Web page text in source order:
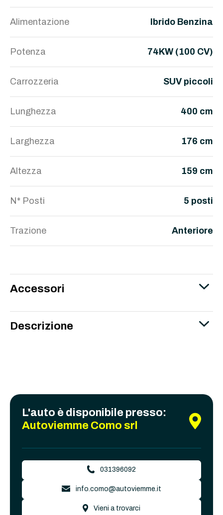
Alimentazione Ibrido Benzina
Potenza 74KW (100 CV)
Carrozzeria SUV piccoli
Lunghezza 400 cm
Larghezza 176 cm
Altezza 159 cm
N* Posti 5 posti
Trazione Anteriore
Accessori
Descrizione
L'auto è disponibile presso:
Autoviemme Como srl
031396092
info.como@autoviemme.it
Vieni a trovarci